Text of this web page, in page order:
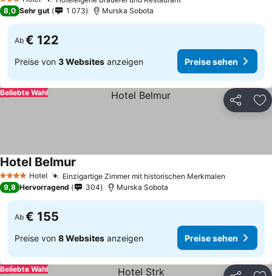
3 Sterne
8,0 Sehr gut 1 073 Murska Sobota
Ab € 122
Preise von 3 Websites anzeigen Preise sehen
Teilen
Beliebte Wahl
4 Sterne Hotel Einzigartige Zimmer mit historischen Merkmalen
Hotel Belmur
9,8 Hervorragend 304 Murska Sobota
Ab € 155
Preise von 8 Websites anzeigen Preise sehen
Beliebte Wahl